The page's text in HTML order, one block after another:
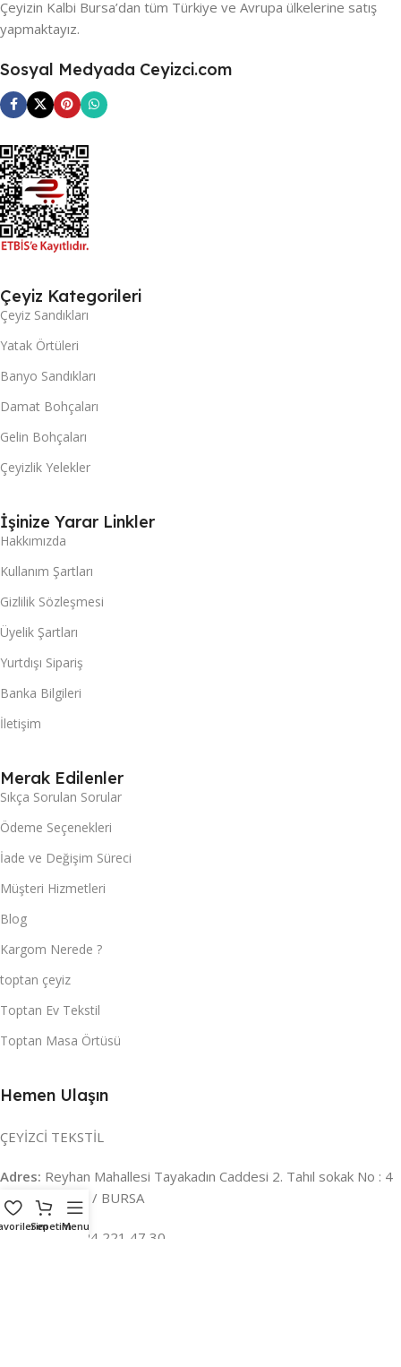
Çeyizin Kalbi Bursa’dan tüm Türkiye ve Avrupa ülkelerine satış
yapmaktayız.
Sosyal Medyada Ceyizci.com
Çeyiz Kategorileri
Çeyiz Sandıkları
Yatak Örtüleri
Banyo Sandıkları
Damat Bohçaları
Gelin Bohçaları
Çeyizlik Yelekler
İşinize Yarar Linkler
Hakkımızda
Kullanım Şartları
Gizlilik Sözleşmesi
Üyelik Şartları
Yurtdışı Sipariş
Banka Bilgileri
İletişim
Merak Edilenler
Sıkça Sorulan Sorular
Ödeme Seçenekleri
İade ve Değişim Süreci
Müşteri Hizmetleri
Blog
Kargom Nerede ?
toptan çeyiz
Toptan Ev Tekstil
Toptan Masa Örtüsü
Hemen Ulaşın
ÇEYİZCİ TEKSTİL
Adres: Reyhan Mahallesi Tayakadın Caddesi 2. Tahıl sokak No : 4
/ a Osmangazi / BURSA
İLETİŞİM : 0224 221 47 30
SepetimMenu